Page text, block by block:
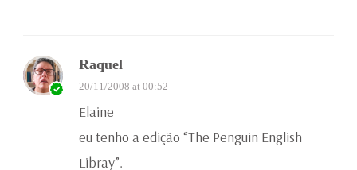
Raquel
20/11/2008 at 00:52
Elaine
eu tenho a edição “The Penguin English
Libray”.